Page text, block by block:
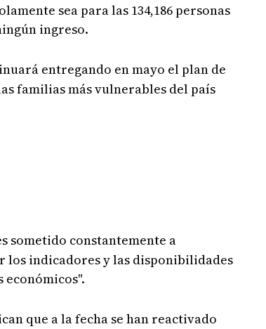
sea para las 134,186 personas
ingreso.
entregando en mayo el plan de
familias más vulnerables del país
sometido constantemente a
los indicadores y las disponibilidades
económicos".
que a la fecha se han reactivado